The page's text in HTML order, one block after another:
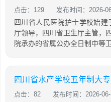
点击：129 发布时间：2026-
四川省人民医院护士学校始
厅领导，四川省卫生厅主管，
院承办的省属公办全日制中等
点击：82 发布时间：2026-